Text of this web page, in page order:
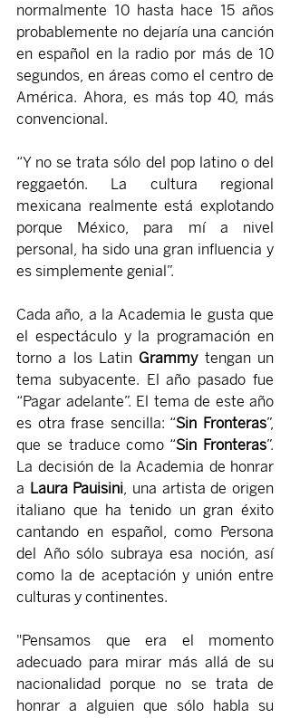
normalmente 10 hasta hace 15 años
probablemente no dejaría una canción
en español en la radio por más de 10
segundos, en áreas como el centro de
América. Ahora, es más top 40, más
convencional.
“Y no se trata sólo del pop latino o del
reggaetón. La cultura regional
mexicana realmente está explotando
porque México, para mí a nivel
personal, ha sido una gran influencia y
es simplemente genial”.
Cada año, a la Academia le gusta que
el espectáculo y la programación en
torno a los Latin Grammy tengan un
tema subyacente. El año pasado fue
“Pagar adelante”. El tema de este año
es otra frase sencilla: “Sin Fronteras”,
que se traduce como “Sin Fronteras”.
La decisión de la Academia de honrar
a Laura Pauisini , una artista de origen
italiano que ha tenido un gran éxito
cantando en español, como Persona
del Año sólo subraya esa noción, así
como la de aceptación y unión entre
culturas y continentes.
"Pensamos que era el momento
adecuado para mirar más allá de su
nacionalidad porque no se trata de
honrar a alguien que sólo habla su